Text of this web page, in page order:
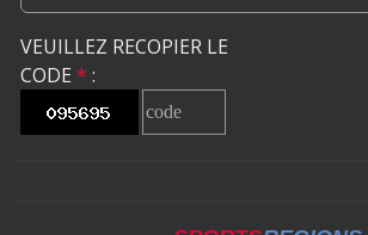
VEUILLEZ RECOPIER LE
CODE * :